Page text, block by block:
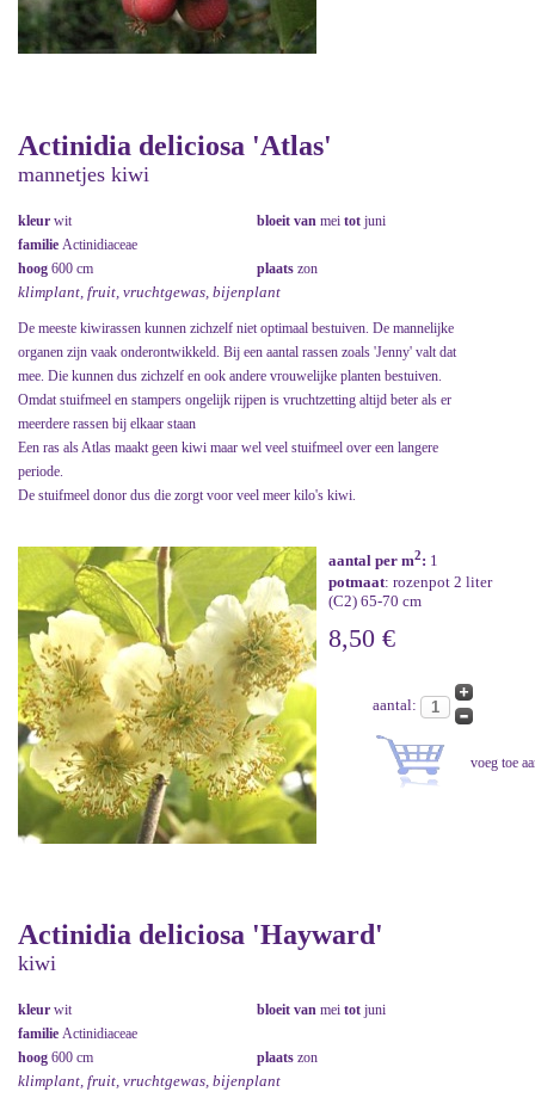
Actinidia deliciosa 'Atlas'
mannetjes kiwi
kleur wit bloeit van mei tot juni
familie Actinidiaceae
hoog 600 cm plaats zon
klimplant, fruit, vruchtgewas, bijenplant
De meeste kiwirassen kunnen zichzelf niet optimaal bestuiven. De mannelijke
organen zijn vaak onderontwikkeld. Bij een aantal rassen zoals 'Jenny' valt dat
mee. Die kunnen dus zichzelf en ook andere vrouwelijke planten bestuiven.
Omdat stuifmeel en stampers ongelijk rijpen is vruchtzetting altijd beter als er
meerdere rassen bij elkaar staan
Een ras als Atlas maakt geen kiwi maar wel veel stuifmeel over een langere
periode.
De stuifmeel donor dus die zorgt voor veel meer kilo's kiwi.
aantal per m2: 1
potmaat: rozenpot 2 liter
(C2) 65-70 cm
8,50 €
aantal:
Actinidia deliciosa 'Hayward'
kiwi
kleur wit bloeit van mei tot juni
familie Actinidiaceae
hoog 600 cm plaats zon
klimplant, fruit, vruchtgewas, bijenplant